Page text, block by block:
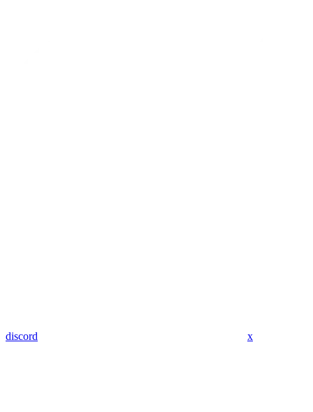
discord x